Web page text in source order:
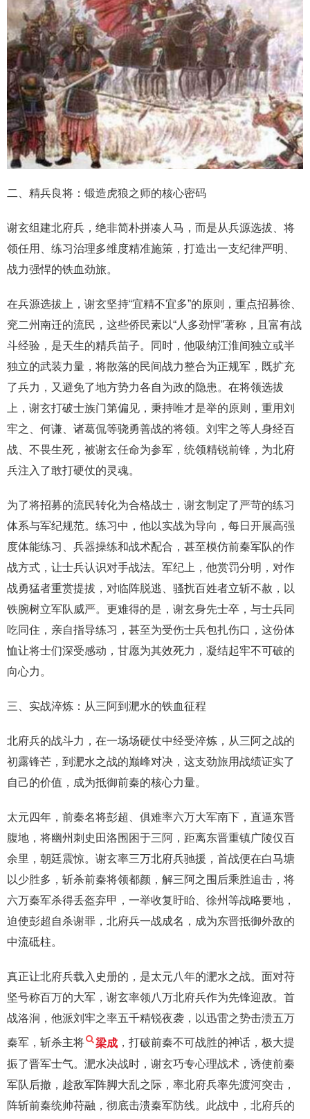
二、精兵良将：锻造虎狼之师的核心密码
谢玄组建北府兵，绝非简朴拼凑人马，而是从兵源选拔、将
领任用、练习治理多维度精准施策，打造出一支纪律严明、
战力强悍的铁血劲旅。
在兵源选拔上，谢玄坚持“宜精不宜多”的原则，重点招募徐、
兖二州南迁的流民，这些侨民素以“人多劲悍”著称，且富有战
斗经验，是天生的精兵苗子。同时，他吸纳江淮间独立或半
独立的武装力量，将散落的民间战力整合为正规军，既扩充
了兵力，又避免了地方势力各自为政的隐患。在将领选拔
上，谢玄打破士族门第偏见，秉持唯才是举的原则，重用刘
牢之、何谦、诸葛侃等骁勇善战的将领。刘牢之等人身经百
战、不畏生死，被谢玄任命为参军，统领精锐前锋，为北府
兵注入了敢打硬仗的灵魂。
为了将招募的流民转化为合格战士，谢玄制定了严苛的练习
体系与军纪规范。练习中，他以实战为导向，每日开展高强
度体能练习、兵器操练和战术配合，甚至模仿前秦军队的作
战方式，让士兵认识对手战法。军纪上，他赏罚分明，对作
战勇猛者重赏提拔，对临阵脱逃、骚扰百姓者立斩不赦，以
铁腕树立军队威严。更难得的是，谢玄身先士卒，与士兵同
吃同住，亲自指导练习，甚至为受伤士兵包扎伤口，这份体
恤让将士们深受感动，甘愿为其效死力，凝结起牢不可破的
向心力。
三、实战淬炼：从三阿到淝水的铁血征程
北府兵的战斗力，在一场场硬仗中经受淬炼，从三阿之战的
初露锋芒，到淝水之战的巅峰对决，这支劲旅用战绩证实了
自己的价值，成为抵御前秦的核心力量。
太元四年，前秦名将彭超、俱难率六万大军南下，直逼东晋
腹地，将幽州刺史田洛围困于三阿，距离东晋重镇广陵仅百
余里，朝廷震惊。谢玄率三万北府兵驰援，首战便在白马塘
以少胜多，斩杀前秦将领都颜，解三阿之围后乘胜追击，将
六万秦军杀得丢盔弃甲，一举收复盱眙、徐州等战略要地，
迫使彭超自杀谢罪，北府兵一战成名，成为东晋抵御外敌的
中流砥柱。
真正让北府兵载入史册的，是太元八年的淝水之战。面对苻
坚号称百万的大军，谢玄率领八万北府兵作为先锋迎敌。首
战洛涧，他派刘牢之率五千精锐夜袭，以迅雷之势击溃五万
秦军，斩杀主将 梁成 ，打破前秦不可战胜的神话，极大提
振了晋军士气。淝水决战时，谢玄巧专心理战术，诱使前秦
军队后撤，趁敌军阵脚大乱之际，率北府兵率先渡河突击，
阵斩前秦统帅苻融，彻底击溃秦军防线。此战中，北府兵的